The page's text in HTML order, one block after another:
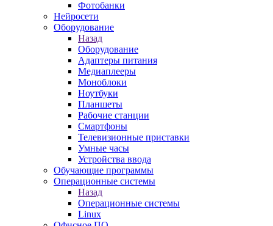
Фотобанки
Нейросети
Оборудование
Назад
Оборудование
Адаптеры питания
Медиаплееры
Моноблоки
Ноутбуки
Планшеты
Рабочие станции
Смартфоны
Телевизионные приставки
Умные часы
Устройства ввода
Обучающие программы
Операционные системы
Назад
Операционные системы
Linux